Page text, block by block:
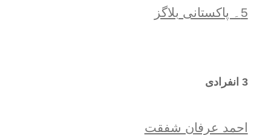
5۔ پاکستانی بلاگز
3 انفرادی
احمد عرفان شفقت